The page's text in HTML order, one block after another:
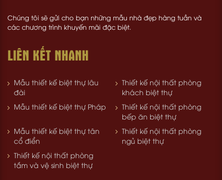
Chúng tôi sẽ gửi cho bạn những mẫu nhà đẹp hàng tuần và
các chương trình khuyến mãi đặc biệt.
LIÊN KẾT NHANH
Mẫu thiết kế biệt thự lâu
đài
Thiết kế nội thất phòng
khách biệt thự
Mẫu thiết kế biệt thự Pháp
Thiết kế nội thất phòng
bếp ăn biệt thự
Mẫu thiết kế biệt thự tân
cổ điển
Thiết kế nội thất phòng
ngủ biệt thự
Thiết kế nội thất phòng
tắm và vệ sinh biệt thự